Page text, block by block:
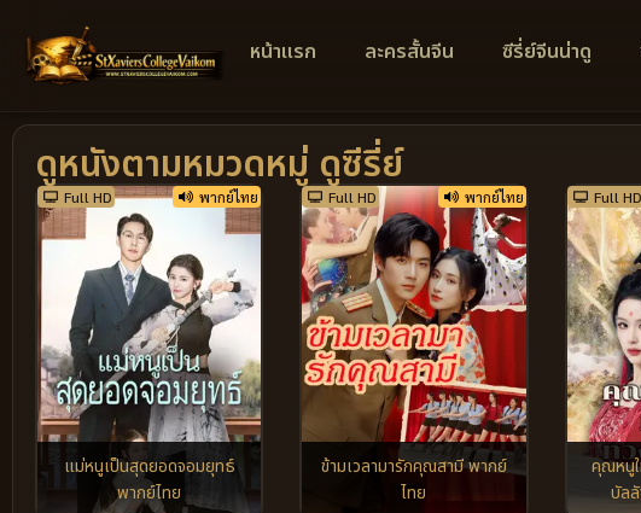
หน้าแรก ละครสั้นจีน ซีรี่ย์จีนน่าดู
ดูหนังตามหมวดหมู่ ดูซีรี่ย์
Full HD พากย์ไทย
แม่หนูเป็นสุดยอดจอมยุทธ์
พากย์ไทย
Full HD พากย์ไทย
ข้ามเวลามารักคุณสามี พากย์
ไทย
Full HD
คุณหนู
บัล